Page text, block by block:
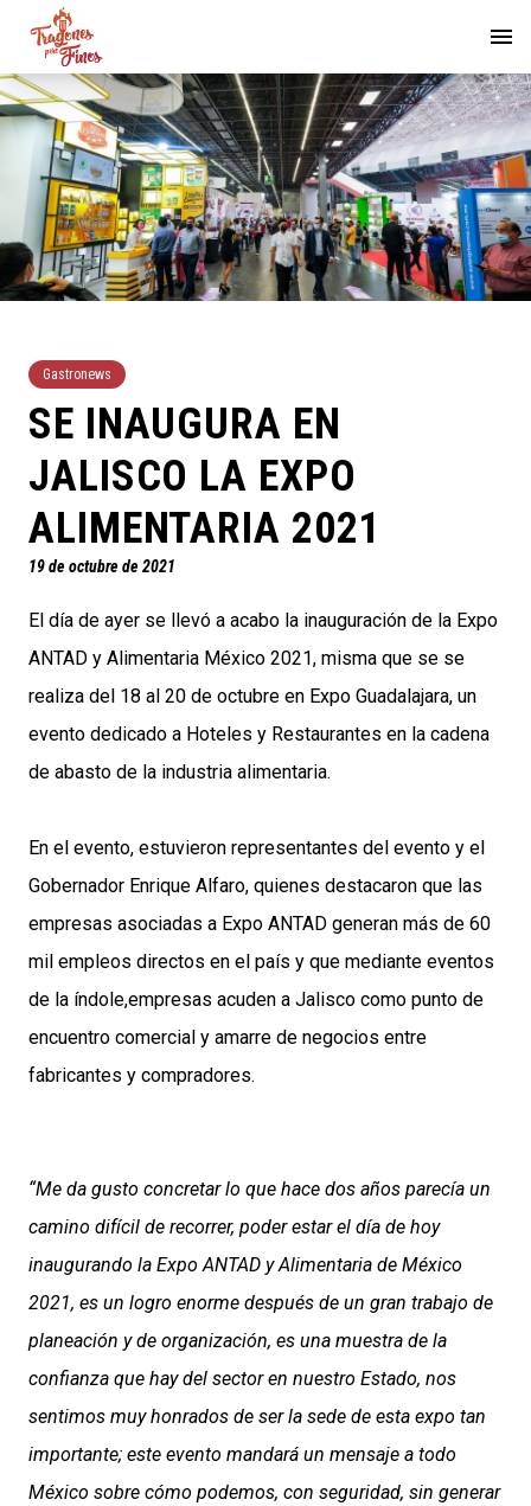
Gastronews
SE INAUGURA EN
JALISCO LA EXPO
ALIMENTARIA 2021
19 de octubre de 2021
El día de ayer se llevó a acabo la inauguración de la Expo
ANTAD y Alimentaria México 2021, misma que se se
realiza del 18 al 20 de octubre en Expo Guadalajara, un
evento dedicado a Hoteles y Restaurantes en la cadena
de abasto de la industria alimentaria.
En el evento, estuvieron representantes del evento y el
Gobernador Enrique Alfaro, quienes destacaron que las
empresas asociadas a Expo ANTAD generan más de 60
mil empleos directos en el país y que mediante eventos
de la índole,empresas acuden a Jalisco como punto de
encuentro comercial y amarre de negocios entre
fabricantes y compradores.
“Me da gusto concretar lo que hace dos años parecía un
camino difícil de recorrer, poder estar el día de hoy
inaugurando la Expo ANTAD y Alimentaria de México
2021, es un logro enorme después de un gran trabajo de
planeación y de organización, es una muestra de la
confianza que hay del sector en nuestro Estado, nos
sentimos muy honrados de ser la sede de esta expo tan
importante; este evento mandará un mensaje a todo
México sobre cómo podemos, con seguridad, sin generar